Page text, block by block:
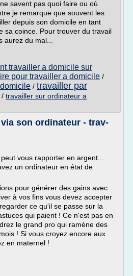
savent pas quoi faire ou où
je remarque que souvent les
depuis son domicile en tant
sa coince. Pour trouver du travail
du mal...
travailler a domicile sur
pour travailler a domicile /
/ travailler par
/ travailler sur ordinateur a
son ordinateur - trav-
vous rapporter en argent...
un ordinateur en état de
pour générer des gains avec
à vos fins vous devez accepter
ce qu'il se passe sur la
qui paient ! Ce n'est pas en
le grand pro qui ramène des
! Si vous croyez encore aux
en maternel !